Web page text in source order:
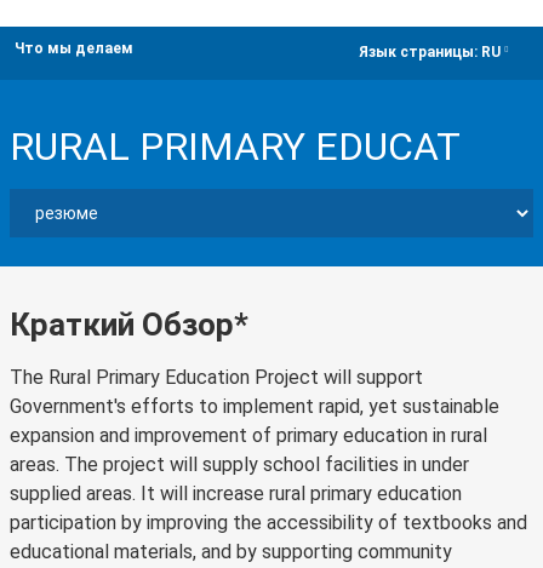
Что мы делаем Язык страницы: RU
RURAL PRIMARY EDUCAT
Краткий Обзор*
The Rural Primary Education Project will support
Government's efforts to implement rapid, yet sustainable
expansion and improvement of primary education in rural
areas. The project will supply school facilities in under
supplied areas. It will increase rural primary education
participation by improving the accessibility of textbooks and
educational materials, and by supporting community